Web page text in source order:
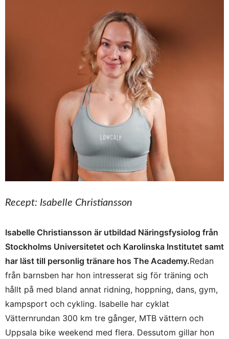
Recept: Isabelle Christiansson
Isabelle Christiansson är utbildad Näringsfysiolog från
Stockholms Universitetet och Karolinska Institutet samt
har läst till personlig tränare hos The Academy.Redan
från barnsben har hon intresserat sig för träning och
hållt på med bland annat ridning, hoppning, dans, gym,
kampsport och cykling. Isabelle har cyklat
Vätternrundan 300 km tre gånger, MTB vättern och
Uppsala bike weekend med flera. Dessutom gillar hon